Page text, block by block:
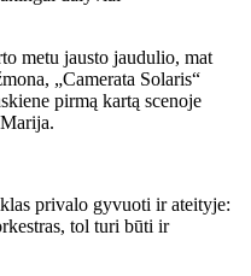
metu jausto jaudulio, mat
„Camerata Solaris“
pirmą kartą scenoje
privalo gyvuoti ir ateityje:
tol turi būti ir